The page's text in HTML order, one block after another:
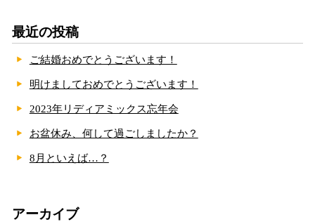
最近の投稿
ご結婚おめでとうございます！
明けましておめでとうございます！
2023年リディアミックス忘年会
お盆休み、何して過ごしましたか？
8月といえば…？
アーカイブ